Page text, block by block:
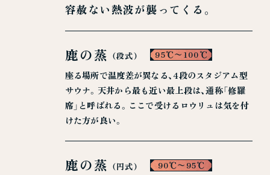
容赦ない熱波が襲ってくる。
鹿の蒸 （段式） 95℃〜100℃
座る場所で温度差が異なる、4段のスタジアム型
サウナ。天井から最も近い最上段は、通称「修羅
席」と呼ばれる。ここで受けるロウリュは気を付
けた方が良い。
鹿の蒸 （円式） 90℃〜95℃